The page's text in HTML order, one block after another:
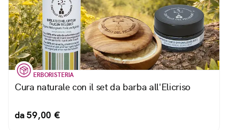
ERBORISTERIA
Cura naturale con il set da barba all'Elicriso
da 59,00 €